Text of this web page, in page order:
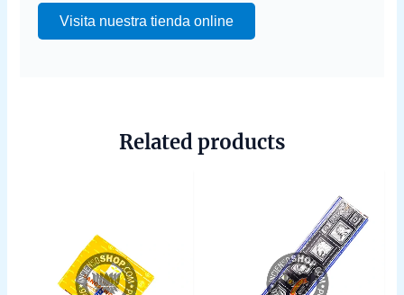
Visita nuestra tienda online
Related products